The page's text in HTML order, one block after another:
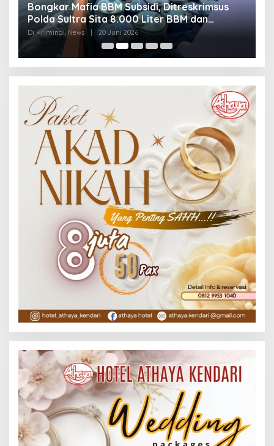
Bongkar Mafia BBM Subsidi, Ditreskrimsus
Polda Sultra Sita 8.000 Liter BBM dan
Ringkus 3 Tersangka
Di Kriminal, News 20 Juni 2026